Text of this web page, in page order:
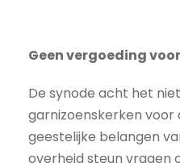
Geen vergoeding
De synode acht het
garnizoenskerken voor
geestelijke belangen
overheid steun vragen